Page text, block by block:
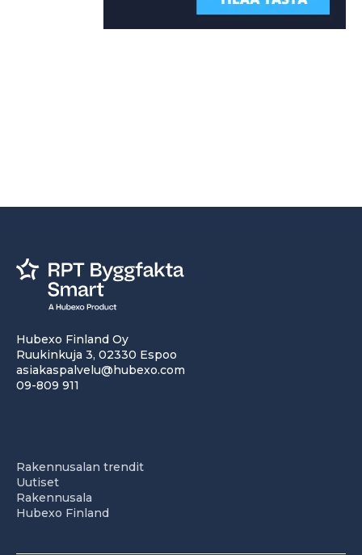
Hubexo Finland Oy
Ruukinkuja 3, 02330 Espoo
asiakaspalvelu@hubexo.com
09-809 911
Rakennusalan trendit
Uutiset
Rakennusala
Hubexo Finland